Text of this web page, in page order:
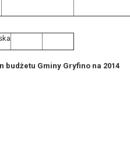
budżetu Gminy Gryfino na 2014